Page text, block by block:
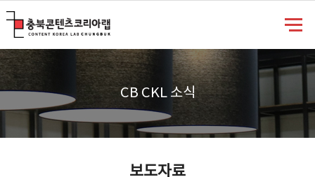
CB CKL 소식
보도자료